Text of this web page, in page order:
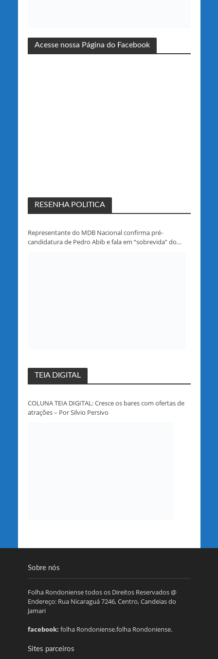
Acesse nossa Página do Facebook
RESENHA POLITICA
Representante do MDB Nacional confirma pré-
candidatura de Pedro Abib e fala em “sobrevida” do
TEIA DIGITAL
COLUNA TEIA DIGITAL: Cresce os bares com ofertas de
atrações – Por Silvio Persivo
Sobre nós
Folha Rondoniense todos os Direitos Reservados @
Endereço: Rua Nicaraguá 7246, Centro, Candeias do
Jamari
facebook: folha Rondoniense.folha Rondoniense.
Sites parceiros